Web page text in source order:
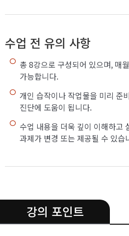
수업 전 유의 사항
총 8강으로 구성되어 있으며, 매
가능합니다.
개인 습작이나 작업물을 미리 준
진단에 도움이 됩니다.
수업 내용을 더욱 깊이 이해하고
과제가 변경 또는 제공될 수 있습
강의 포인트